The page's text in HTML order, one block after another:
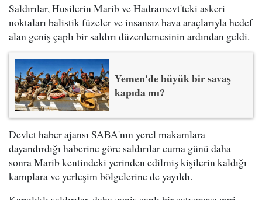
Saldırılar, Husilerin Marib ve Hadramevt'teki askeri
noktaları balistik füzeler ve insansız hava araçlarıyla hedef
alan geniş çaplı bir saldırı düzenlemesinin ardından geldi.
Yemen'de büyük bir savaş
kapıda mı?
Devlet haber ajansı SABA'nın yerel makamlara
dayandırdığı haberine göre saldırılar cuma günü daha
sonra Marib kentindeki yerinden edilmiş kişilerin kaldığı
kamplara ve yerleşim bölgelerine de yayıldı.